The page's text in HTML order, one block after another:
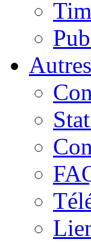
Autres